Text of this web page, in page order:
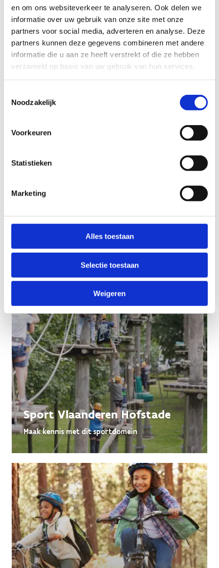
en om ons websiteverkeer te analyseren. Ook delen we
informatie over uw gebruik van onze site met onze
partners voor social media, adverteren en analyse. Deze
partners kunnen deze gegevens combineren met andere
informatie die u aan ze heeft verstrekt of die ze hebben
verzameld op basis van uw gebruik van hun services.
Noodzakelijk
Voorkeuren
Statistieken
Marketing
Alles toestaan
Selectie toestaan
Weigeren
Ook interessant
Lees alles over de K3 RUN&FUN
Sport Vlaanderen Hofstade
Maak kennis met dit sportdomein